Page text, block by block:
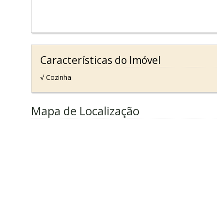
Características do Imóvel
√ Cozinha
Mapa de Localização